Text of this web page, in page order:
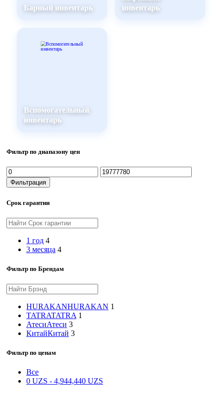
Барный инвентарь
инвентарь
Вспомогательный
инвентарь
Фильтр по диапазону цен
Минимальная
цена
Максимальная
цена
Фильтрация
Срок гарантии
1 год 4
3 месяца 4
Фильтр по Брендам
HURAKANHURAKAN 1
TATRATATRA 1
АтесиАтеси 3
КитайКитай 3
Фильтр по ценам
Все
0 UZS - 4,944,440 UZS